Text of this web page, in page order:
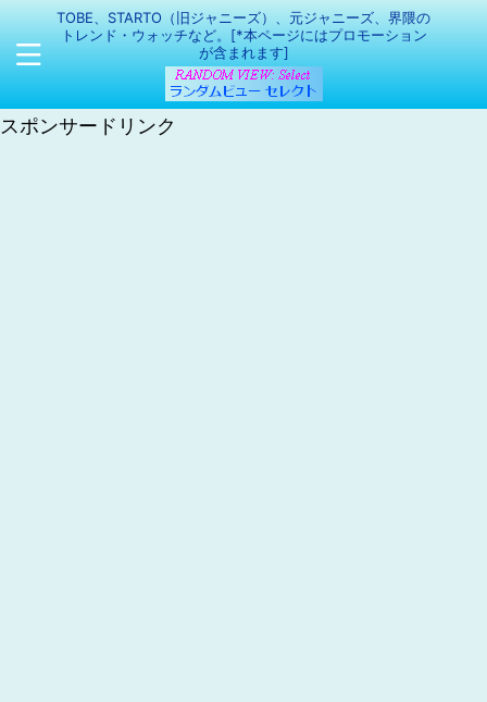
TOBE、STARTO（旧ジャニーズ）、元ジャニーズ、界隈の
トレンド・ウォッチなど。[*本ページにはプロモーション
が含まれます]
スポンサードリンク